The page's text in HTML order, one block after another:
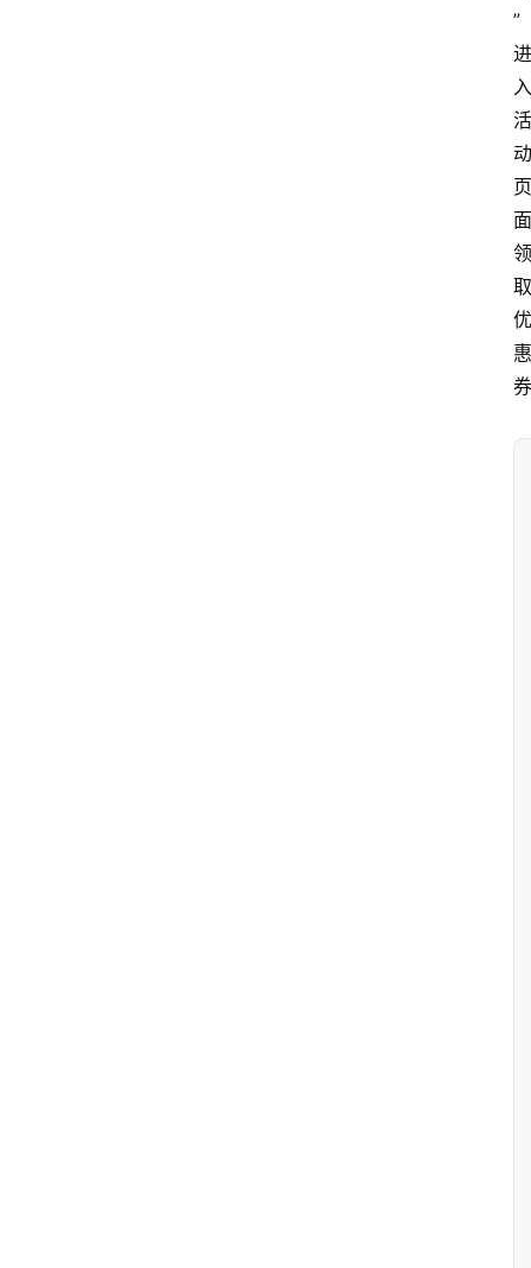
”
进
入
活
动
页
面
领
取
优
惠
券